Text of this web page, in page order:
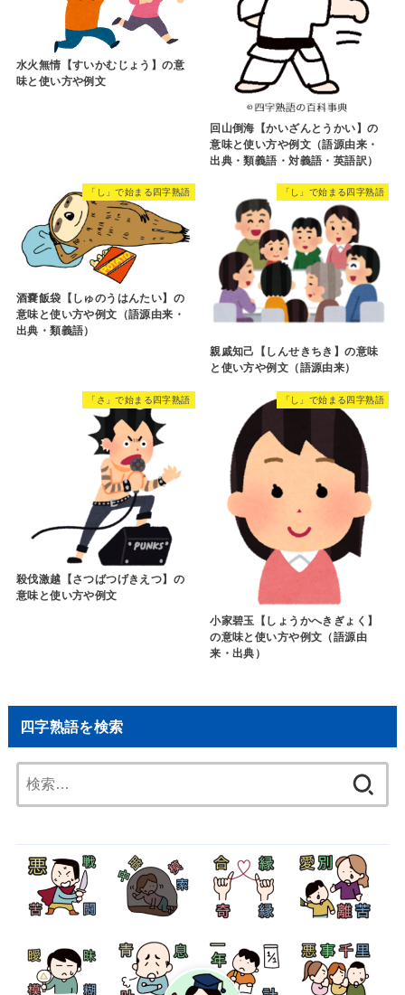
水火無情【すいかむじょう】の意
味と使い方や例文
回山倒海【かいざんとうかい】の
意味と使い方や例文（語源由来・
出典・類義語・対義語・英語訳）
「し」で始まる四字熟語
酒嚢飯袋【しゅのうはんたい】の
意味と使い方や例文（語源由来・
出典・類義語）
「し」で始まる四字熟語
親戚知己【しんせきちき】の意味
と使い方や例文（語源由来）
「さ」で始まる四字熟語
殺伐激越【さつばつげきえつ】の
意味と使い方や例文
「し」で始まる四字熟語
小家碧玉【しょうかへきぎょく】
の意味と使い方や例文（語源由
来・出典）
四字熟語を検索
索: